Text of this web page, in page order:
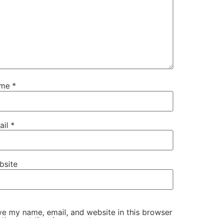
*
*
my name, email, and website in this browser